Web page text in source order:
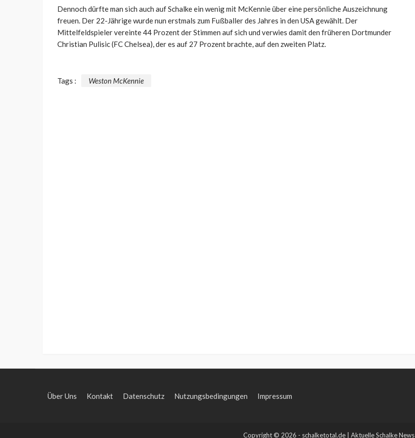
Dennoch dürfte man sich auch auf Schalke ein wenig mit McKennie über eine persönliche Auszeichnung
freuen. Der 22-Jährige wurde nun erstmals zum Fußballer des Jahres in den USA gewählt. Der
Mittelfeldspieler vereinte 44 Prozent der Stimmen auf sich und verwies damit den früheren Dortmunder
Christian Pulisic (FC Chelsea), der es auf 27 Prozent brachte, auf den zweiten Platz.
Tags : Weston McKennie
Über Uns Kontakt Datenschutz Nutzungsbedingungen Impressum
Copyright © 2026 - schalketotal.de | Aktuelle Schalke News